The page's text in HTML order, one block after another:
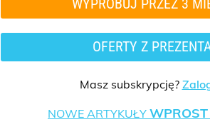
WYPRÓBUJ PRZEZ 3
OFERTY Z
Masz subskrypcję?
NOWE ARTYKUŁY